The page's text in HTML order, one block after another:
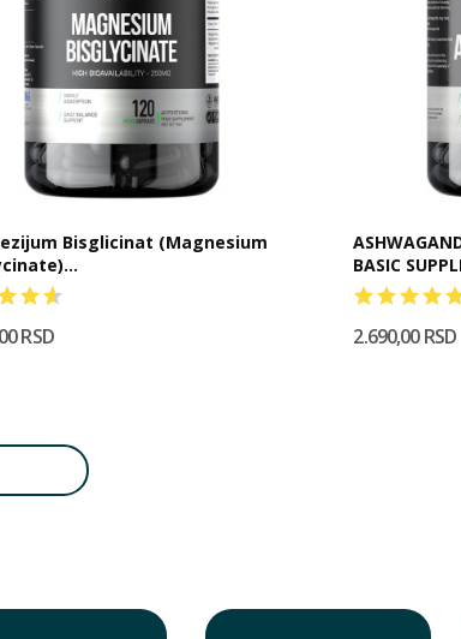
Bisglicinat (Magnesium
RSD
BASIC
2.690,00 RSD